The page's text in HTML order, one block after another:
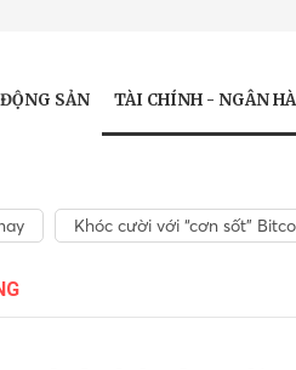
SẢN TÀI CHÍNH - NGÂN
Khóc cười với “cơn sốt”